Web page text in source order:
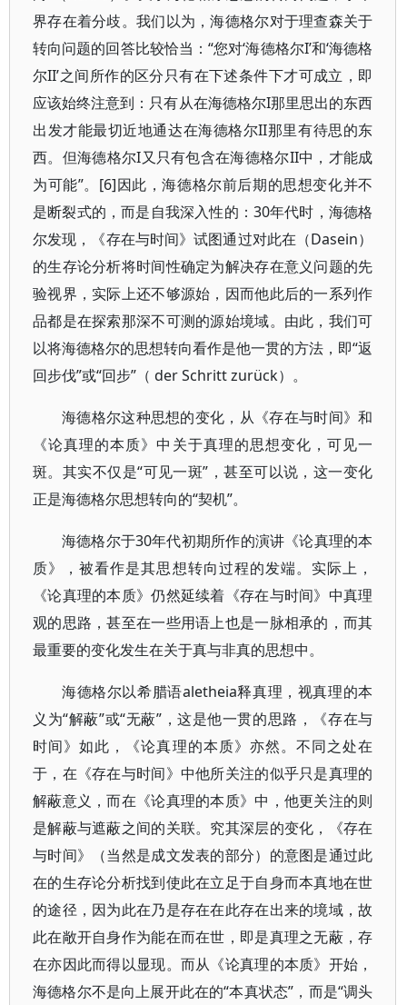
界存在着分歧。我们以为，海德格尔对于理查森关于
转向问题的回答比较恰当：“您对‘海德格尔I’和‘海德格
尔II’之间所作的区分只有在下述条件下才可成立，即
应该始终注意到：只有从在海德格尔I那里思出的东西
出发才能最切近地通达在海德格尔II那里有待思的东
西。但海德格尔I又只有包含在海德格尔II中，才能成
为可能”。[6]因此，海德格尔前后期的思想变化并不
是断裂式的，而是自我深入性的：30年代时，海德格
尔发现，《存在与时间》试图通过对此在（Dasein）
的生存论分析将时间性确定为解决存在意义问题的先
验视界，实际上还不够源始，因而他此后的一系列作
品都是在探索那深不可测的源始境域。由此，我们可
以将海德格尔的思想转向看作是他一贯的方法，即“返
回步伐”或“回步”（ der Schritt zurück）。
海德格尔这种思想的变化，从《存在与时间》和
《论真理的本质》中关于真理的思想变化，可见一
斑。其实不仅是“可见一斑”，甚至可以说，这一变化
正是海德格尔思想转向的“契机”。
海德格尔于30年代初期所作的演讲《论真理的本
质》，被看作是其思想转向过程的发端。实际上，
《论真理的本质》仍然延续着《存在与时间》中真理
观的思路，甚至在一些用语上也是一脉相承的，而其
最重要的变化发生在关于真与非真的思想中。
海德格尔以希腊语aletheia释真理，视真理的本
义为“解蔽”或“无蔽”，这是他一贯的思路，《存在与
时间》如此，《论真理的本质》亦然。不同之处在
于，在《存在与时间》中他所关注的似乎只是真理的
解蔽意义，而在《论真理的本质》中，他更关注的则
是解蔽与遮蔽之间的关联。究其深层的变化，《存在
与时间》（当然是成文发表的部分）的意图是通过此
在的生存论分析找到使此在立足于自身而本真地在世
的途径，因为此在乃是存在在此存在出来的境域，故
此在敞开自身作为能在而在世，即是真理之无蔽，存
在亦因此而得以显现。而从《论真理的本质》开始，
海德格尔不是向上展开此在的“本真状态”，而是“调头